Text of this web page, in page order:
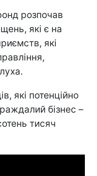
розпочав
які є на
які
які потенційно
бізнес –
тисяч